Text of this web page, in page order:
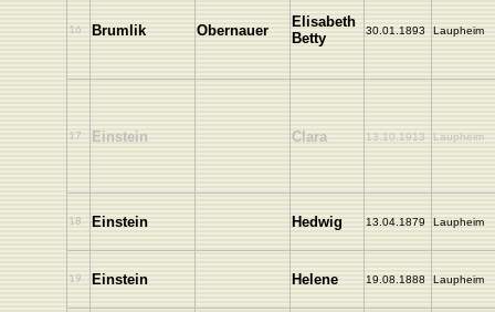
16 Brumlik Obernauer
Elisabeth
Betty
30.01.1893 Laupheim
17 Einstein Clara 13.10.1913 Laupheim
18 Einstein Hedwig 13.04.1879 Laupheim
19 Einstein Helene 19.08.1888 Laupheim